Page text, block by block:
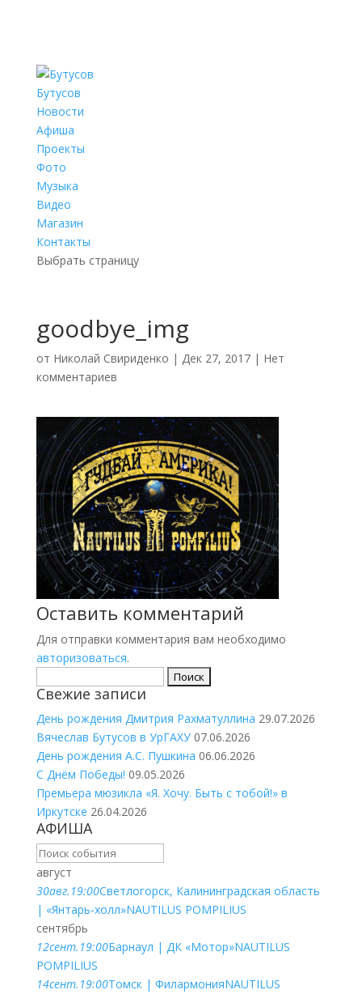
Бутусов
Новости
Афиша
Проекты
Фото
Музыка
Видео
Магазин
Контакты
Выбрать страницу
goodbye_img
от Николай Свириденко | Дек 27, 2017| Нет
комментариев
Оставить комментарий
Для отправки комментария вам необходимо
авторизоваться.
Свежие записи
День рождения Дмитрия Рахматуллина 29.07.2026
Вячеслав Бутусов в УрГАХУ 07.06.2026
День рождения А.С. Пушкина 06.06.2026
С Днём Победы! 09.05.2026
Премьера мюзикла «Я. Хочу. Быть с тобой!» в
Иркутске 26.04.2026
АФИША
август
30авг. 19:00Светлогорск, Калининградская область
| «Янтарь-холл»NAUTILUS POMPILIUS
сентябрь
12сент. 19:00Барнаул | ДК «Мотор»NAUTILUS
POMPILIUS
14сент. 19:00Томск | ФилармонияNAUTILUS